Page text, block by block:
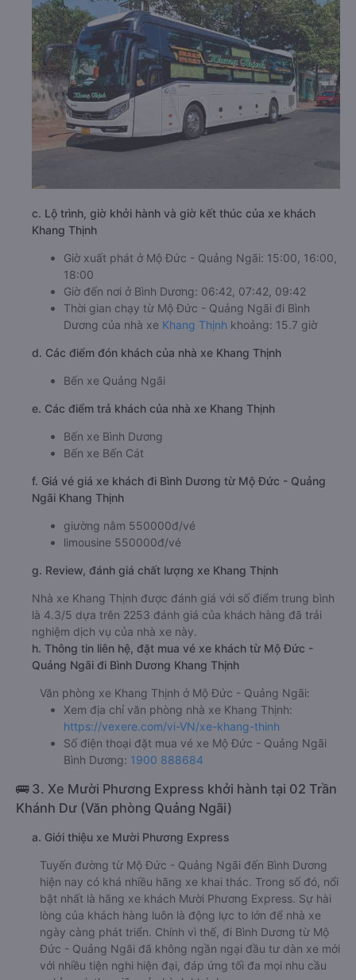
c. Lộ trình, giờ khởi hành và giờ kết thúc của xe khách
Khang Thịnh
Giờ xuất phát ở Mộ Đức - Quảng Ngãi: 15:00, 16:00,
18:00
Giờ đến nơi ở Bình Dương: 06:42, 07:42, 09:42
Thời gian chạy từ Mộ Đức - Quảng Ngãi đi Bình
Dương của nhà xe Khang Thịnh khoảng: 15.7 giờ
d. Các điểm đón khách của nhà xe Khang Thịnh
Bến xe Quảng Ngãi
e. Các điểm trả khách của nhà xe Khang Thịnh
Bến xe Bình Dương
Bến xe Bến Cát
f. Giá vé giá xe khách đi Bình Dương từ Mộ Đức - Quảng
Ngãi Khang Thịnh
giường nằm 550000đ/vé
limousine 550000đ/vé
g. Review, đánh giá chất lượng xe Khang Thịnh
Nhà xe Khang Thịnh được đánh giá với số điểm trung bình
là 4.3/5 dựa trên 2253 đánh giá của khách hàng đã trải
nghiệm dịch vụ của nhà xe này.
h. Thông tin liên hệ, đặt mua vé xe khách từ Mộ Đức -
Quảng Ngãi đi Bình Dương Khang Thịnh
Văn phòng xe Khang Thịnh ở Mộ Đức - Quảng Ngãi:
Xem địa chỉ văn phòng nhà xe Khang Thịnh:
https://vexere.com/vi-VN/xe-khang-thinh
Số điện thoại đặt mua vé xe Mộ Đức - Quảng Ngãi
Bình Dương: 1900 888684
🚌 3. Xe Mười Phương Express khởi hành tại 02 Trần
Khánh Dư (Văn phòng Quảng Ngãi)
a. Giới thiệu xe Mười Phương Express
Tuyến đường từ Mộ Đức - Quảng Ngãi đến Bình Dương
hiện nay có khá nhiều hãng xe khai thác. Trong số đó, nổi
bật nhất là hãng xe khách Mười Phương Express. Sự hài
lòng của khách hàng luôn là động lực to lớn để nhà xe
ngày càng phát triển. Chính vì thế, đi Bình Dương từ Mộ
Đức - Quảng Ngãi đã không ngần ngại đầu tư dàn xe mới
với nhiều tiện nghi hiện đại, đáp ứng tối đa mọi nhu cầu